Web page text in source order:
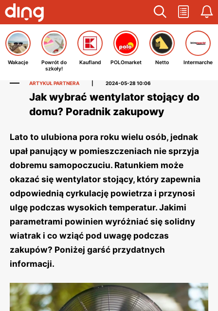
Wakacje
Powrót do
szkoły!
Kaufland POLOmarket Netto Intermarche
ARTYKUŁ PARTNERA 2024-05-28 10:06
Jak wybrać wentylator stojący do
domu? Poradnik zakupowy
Lato to ulubiona pora roku wielu osób, jednak
upał panujący w pomieszczeniach nie sprzyja
dobremu samopoczuciu. Ratunkiem może
okazać się wentylator stojący, który zapewnia
odpowiednią cyrkulację powietrza i przynosi
ulgę podczas wysokich temperatur. Jakimi
parametrami powinien wyróżniać się solidny
wiatrak i co wziąć pod uwagę podczas
zakupów? Poniżej garść przydatnych
informacji.